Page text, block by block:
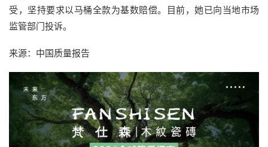
受，坚持要求以马桶全款为基数赔偿。目前，她已向当地市场
监管部门投诉。
来源：中国质量报告